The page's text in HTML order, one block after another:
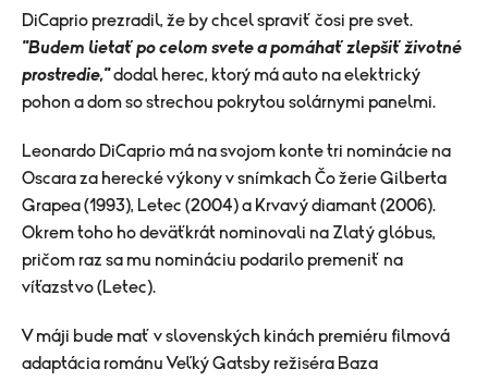
DiCaprio prezradil, že by chcel spraviť čosi pre svet.
"Budem lietať po celom svete a pomáhať zlepšiť životné
prostredie,"dodal herec, ktorý má auto na elektrický
pohon a dom so strechou pokrytou solárnymi panelmi.
Leonardo DiCaprio má na svojom konte tri nominácie na
Oscara za herecké výkony v snímkach Čo žerie Gilberta
Grapea (1993), Letec (2004) a Krvavý diamant (2006).
Okrem toho ho deväťkrát nominovali na Zlatý glóbus,
pričom raz sa mu nomináciu podarilo premeniť na
víťazstvo (Letec).
V máji bude mať v slovenských kinách premiéru filmová
adaptácia románu Veľký Gatsby režiséra Baza